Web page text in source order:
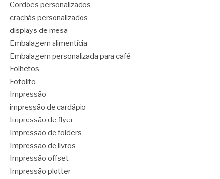
Cordões personalizados
crachás personalizados
displays de mesa
Embalagem alimentícia
Embalagem personalizada para café
Folhetos
Fotolito
Impressão
impressão de cardápio
Impressão de flyer
Impressão de folders
Impressão de livros
Impressão offset
Impressão plotter